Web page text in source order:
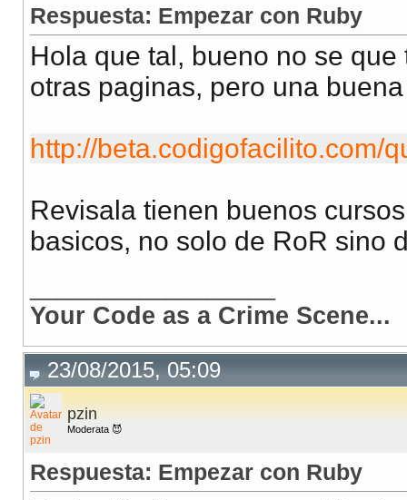
Respuesta: Empezar con Ruby
Hola que tal, bueno no se
otras paginas, pero una
http://beta.codigofacilito.com/
Revisala tienen buenos
basicos, no solo de RoR sino
Your Code as a Crime Scene...
23/08/2015, 05:09
pzin
Moderata 😈
Respuesta: Empezar con Ruby